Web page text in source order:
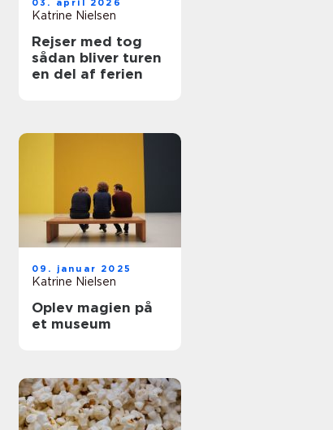
03. april 2026
Katrine Nielsen
Rejser med tog
sådan bliver turen
en del af ferien
09. januar 2025
Katrine Nielsen
Oplev magien på
et museum